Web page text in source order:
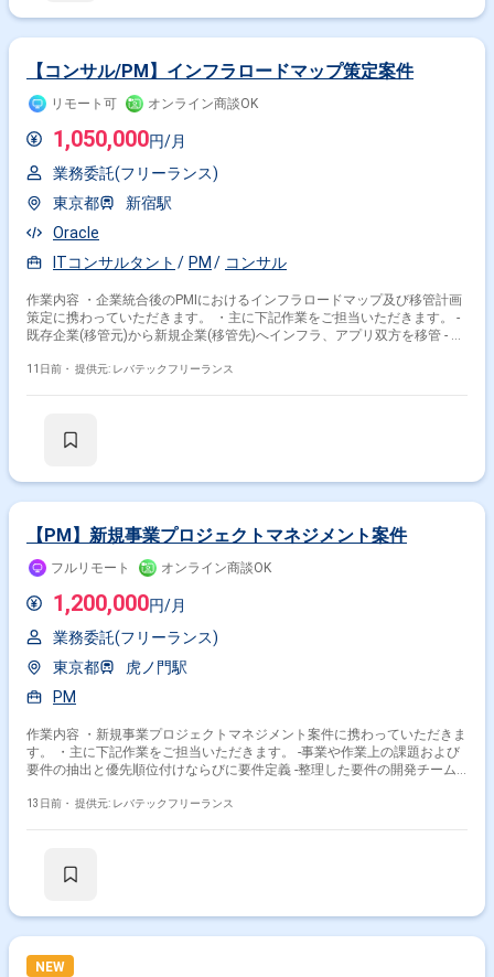
【コンサル/PM】インフラロードマップ策定案件
リモート可 オンライン商談OK
1,050,000円/月
業務委託(フリーランス)
東京都
新宿駅
Oracle
ITコンサルタント
PM コンサル
作業内容 ・企業統合後のPMIにおけるインフラロードマップ及び移管計画
策定に携わっていただきます。 ・主に下記作業をご担当いただきます。 -
既存企業(移管元)から新規企業(移管先)へインフラ、アプリ双方を移管 - 移
ドマップを描く - 移管計画の策定 - PMIの推進
11日前・ 提供元: レバテックフリーランス
【PM】新規事業プロジェクトマネジメント案件
フルリモート オンライン商談OK
1,200,000円/月
業務委託(フリーランス)
東京都
虎ノ門駅
PM
作業内容 ・新規事業プロジェクトマネジメント案件に携わっていただきま
す。 ・主に下記作業をご担当いただきます。 -事業や作業上の課題および
要件の抽出と優先順位付けならびに要件定義 -整理した要件の開発チーム
ム開発管理の設計と運用および改善の主導 -メンバーの育成やリソースお
13日前・ 提供元: レバテックフリーランス
NEW
その他開発言語・スキルから探す
AWS Java PHP Python JavaScript
Linux
React
TypeScript SQL
その他の職種から探す
PMO PL ITコンサルタント
インフラエンジニア